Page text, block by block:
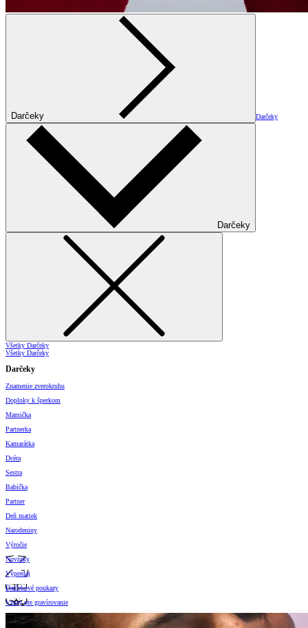
Darčeky Darčeky
Darčeky
Všetky Darčeky
Všetky Darčeky
Darčeky
Znamenie zverokruhu
Doplnky k šperkom
Mamička
Partnerka
Kamarátka
Dcéra
Sestra
Babička
Partner
Deň matiek
Narodeniny
Výročie
Novinky
Výpredaj
Darčekové poukazy
Vzory pre gravírovanie